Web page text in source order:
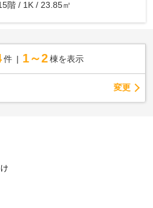
階 / 1K / 23.85㎡
件 1～2 棟を表示
変更